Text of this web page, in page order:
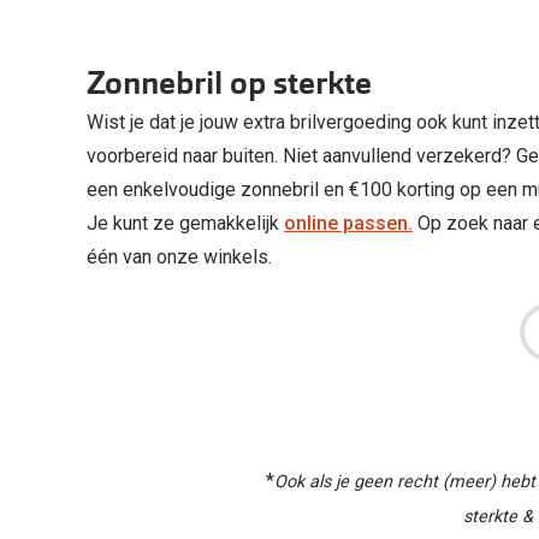
Zonnebril op sterkte
Wist je dat je jouw extra brilvergoeding ook kunt
voorbereid naar buiten. Niet aanvullend verzekerd?
een enkelvoudige zonnebril en €100 korting op een
Je kunt ze gemakkelijk online passen. Op zoek naar
één van onze winkels.
*Ook als je geen recht (meer)
sterkte &